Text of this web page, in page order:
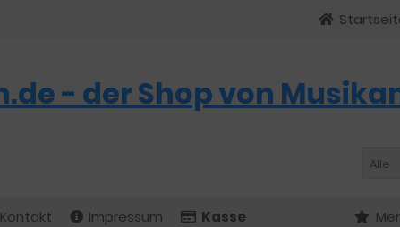
- der Shop von
Alle
Kontakt Impressum Kasse